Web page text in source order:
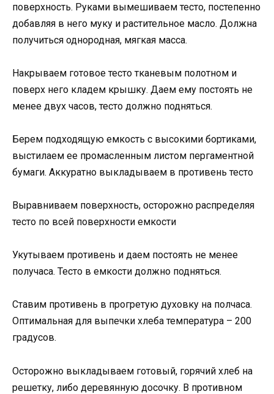
поверхность. Руками вымешиваем тесто, постепенно
добавляя в него муку и растительное масло. Должна
получиться однородная, мягкая масса.
Накрываем готовое тесто тканевым полотном и
поверх него кладем крышку. Даем ему постоять не
менее двух часов, тесто должно подняться.
Берем подходящую емкость с высокими бортиками,
выстилаем ее промасленным листом пергаментной
бумаги. Аккуратно выкладываем в противень тесто
Выравниваем поверхность, осторожно распределяя
тесто по всей поверхности емкости
Укутываем противень и даем постоять не менее
получаса. Тесто в емкости должно подняться.
Ставим противень в прогретую духовку на полчаса.
Оптимальная для выпечки хлеба температура – 200
градусов.
Осторожно выкладываем готовый, горячий хлеб на
решетку, либо деревянную досочку. В противном